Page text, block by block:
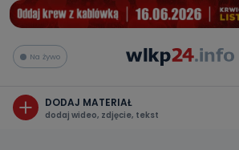
Na żywo
DODAJ MATERIAŁ
dodaj wideo, zdjęcie, tekst